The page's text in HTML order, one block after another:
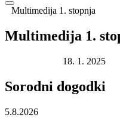
Multimedija 1. stopnja
Multimedija 1.
18. 1. 2025
Sorodni dogodki
5.8.2026